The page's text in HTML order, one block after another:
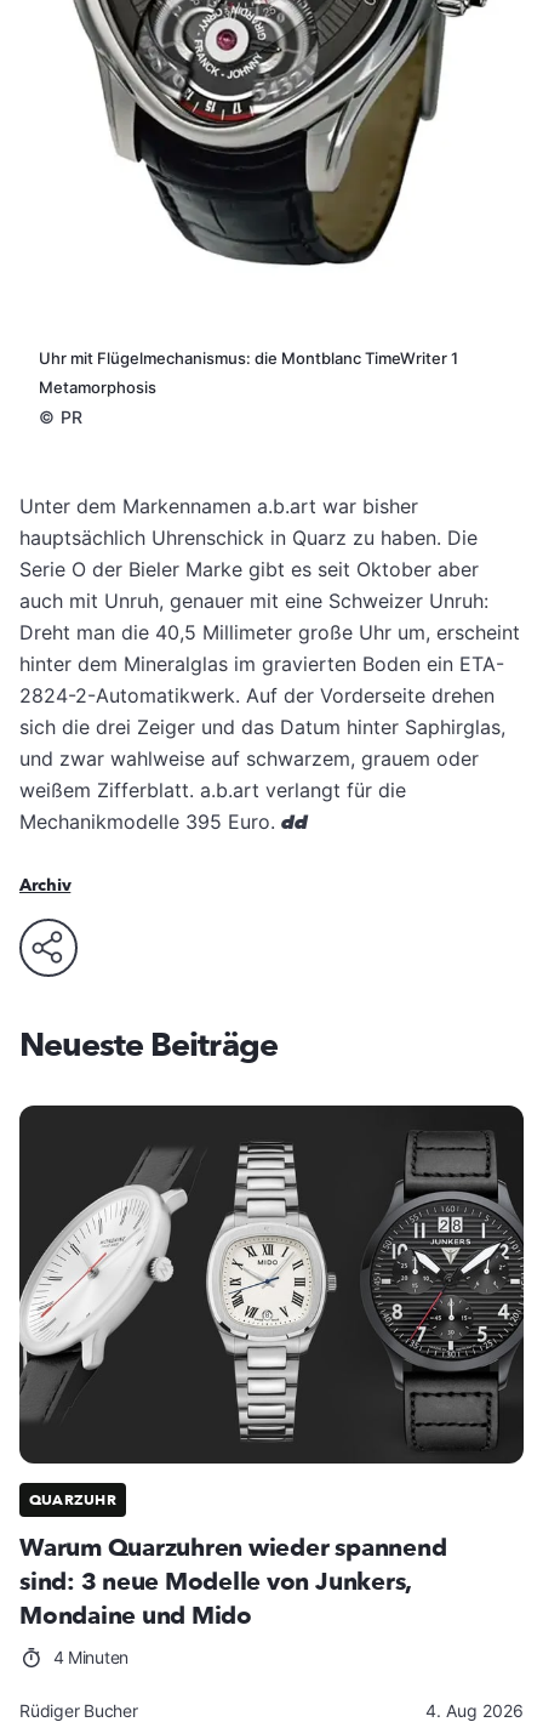
Uhr mit Flügelmechanismus: die Montblanc TimeWriter 1
Metamorphosis
© PR
Unter dem Markennamen a.b.art war bisher
hauptsächlich Uhrenschick in Quarz zu haben. Die
Serie O der Bieler Marke gibt es seit Oktober aber
auch mit Unruh, genauer mit eine Schweizer Unruh:
Dreht man die 40,5 Millimeter große Uhr um, erscheint
hinter dem Mineralglas im gravierten Boden ein ETA-
2824-2-Automatikwerk. Auf der Vorderseite drehen
sich die drei Zeiger und das Datum hinter Saphirglas,
und zwar wahlweise auf schwarzem, grauem oder
weißem Zifferblatt. a.b.art verlangt für die
Mechanikmodelle 395 Euro. dd
Archiv
Neueste Beiträge
QUARZUHR
Warum Quarzuhren wieder spannend
sind: 3 neue Modelle von Junkers,
Mondaine und Mido
4 Minuten
Rüdiger Bucher 4. Aug 2026